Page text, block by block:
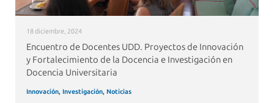
18 diciembre, 2024
Encuentro de Docentes UDD. Proyectos de Innovación
y Fortalecimiento de la Docencia e Investigación en
Docencia Universitaria
Innovación, Investigación, Noticias